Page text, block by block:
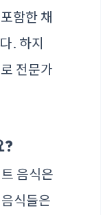
함한 채
. 하지
전문가
?
음식은
식들은